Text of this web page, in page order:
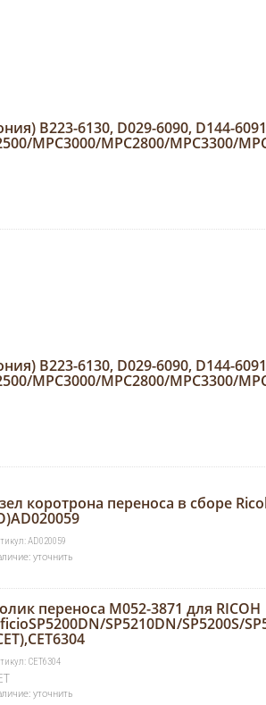
B223-6130, D029-6090, D144-
MPC3000/MPC2800/MPC3300/
B223-6130, D029-6090, D144-
MPC3000/MPC2800/MPC3300/
коротрона переноса в сборе
AD020059
уточнить
переноса M052-3871 для RICOH
SP5210DN/SP5200S/
CET6304
уточнить